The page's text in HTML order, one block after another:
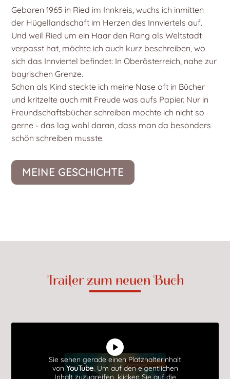
Geboren 1965 in Ried im Innkreis, wuchs ich inmitten
der Hügellandschaft im Herzen des Innviertels auf.
Und weil Ried um ein Haar den Rang als Weltstadt
verpasst hat, möchte ich auch kurz beschreiben, wo
sich das Innviertel befindet: In Oberösterreich, nahe zur
bayrischen Grenze.
Schon als Kind steckte ich meine Nase oft in Bücher
und kritzelte auch mit Freude was aufs Papier. Nur in
Freundschaftsbücher schreiben mochte ich nicht so
gerne - das lag wohl daran, dass man da besonders
schön schreiben musste.
MEINE GESCHICHTE
Trailer zum neuen Buch
Sie sehen gerade einen Platzhalterinhalt
von YouTube. Um auf den eigentlichen
Inhalt zuzugreifen, klicken Sie auf die